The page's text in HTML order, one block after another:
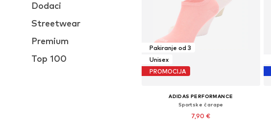
Dodaci
Streetwear
Premium
Top 100
Pakiranje od 3
Unisex
PROMOCIJA
ADIDAS PERFORMANCE
Sportske čarape
7,90 €